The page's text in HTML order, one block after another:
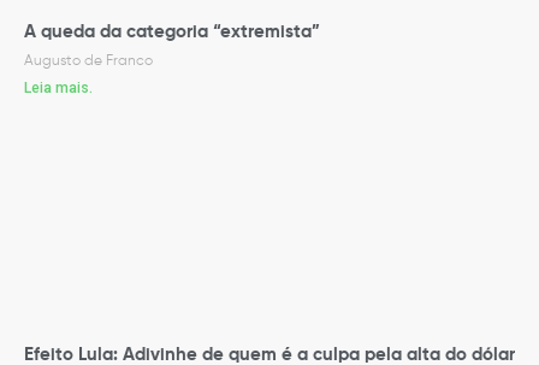
A queda da categoria “extremista”
Augusto de Franco
Leia mais.
Efeito Lula: Adivinhe de quem é a culpa pela alta do dólar